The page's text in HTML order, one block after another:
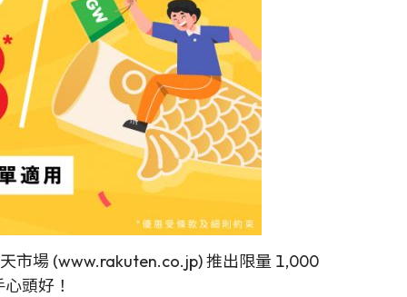
市場 (www.rakuten.co.jp) 推出限量 1,000
頭好！